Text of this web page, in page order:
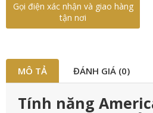
Gọi điện xác nhận và giao hàng
tận nơi
MÔ TẢ ĐÁNH GIÁ (0)
Tính năng